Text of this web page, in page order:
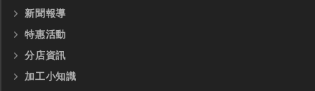
新聞報導
特惠活動
分店資訊
加工小知識